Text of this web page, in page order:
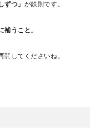
ずつ」 が鉄則です。
補うこと。
してくださいね。